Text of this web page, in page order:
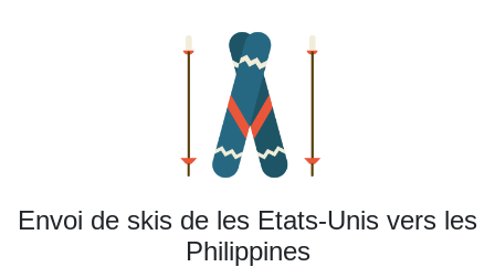
Envoi de skis de les Etats-Unis vers les
Philippines